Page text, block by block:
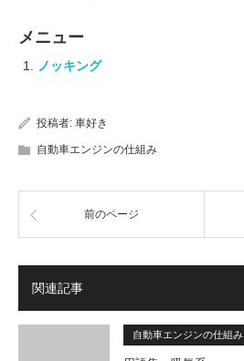
メニュー
ノッキング
投稿者: 車好き
自動車エンジンの仕組み
前のページ
関連記事
自動車エンジンの仕組み